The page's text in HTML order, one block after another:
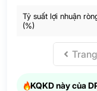
Tỷ suất lợi nhuận
(%)
KQKD này của